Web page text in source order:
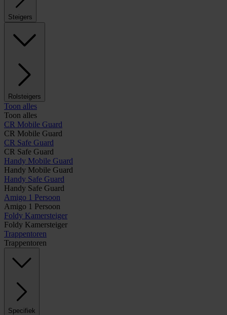
Steigers
Rolsteigers
Toon alles
Toon alles
CR Mobile Guard
CR Mobile Guard
CR Safe Guard
CR Safe Guard
Handy Mobile Guard
Handy Mobile Guard
Handy Safe Guard
Handy Safe Guard
Amigo 1 Persoon
Amigo 1 Persoon
Foldy Kamersteiger
Foldy Kamersteiger
Trappentoren
Trappentoren
Specifiek